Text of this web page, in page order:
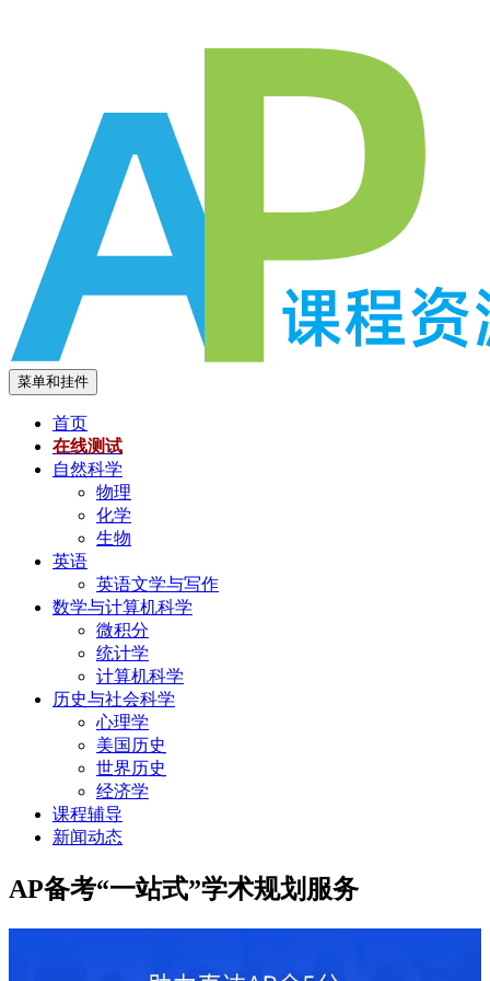
菜单和挂件
首页
在线测试
自然科学
物理
化学
生物
英语
英语文学与写作
数学与计算机科学
微积分
统计学
计算机科学
历史与社会科学
心理学
美国历史
世界历史
经济学
课程辅导
新闻动态
AP备考“一站式”学术规划服务